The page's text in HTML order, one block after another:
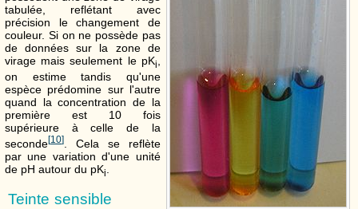
tabulée, reflétant avec
précision le changement de
couleur. Si on ne possède pas
de données sur la zone de
virage mais seulement le pKi,
on estime tandis qu'une
espèce prédomine sur l'autre
quand la concentration de la
première est 10 fois
supérieure à celle de la
seconde[10]
. Cela se reflète
par une variation d'une unité
de pH autour du pKi
Teinte sensible